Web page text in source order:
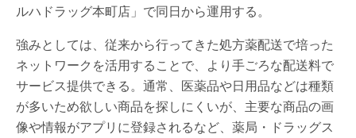
ルハドラッグ本町店」で同日から運用する。
強みとしては、従来から行ってきた処方薬配送で培った
ネットワークを活用することで、より手ごろな配送料で
サービス提供できる。通常、医薬品や日用品などは種類
が多いため欲しい商品を探しにくいが、主要な商品の画
像や情報がアプリに登録されるなど、薬局・ドラッグス